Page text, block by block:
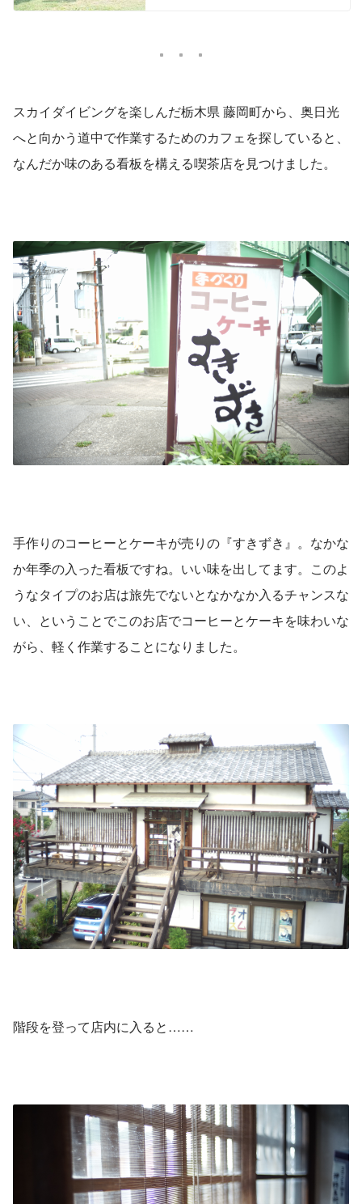
スカイダイビングを楽しんだ栃木県 藤岡町から、奥日光
へと向かう道中で作業するためのカフェを探していると、
なんだか味のある看板を構える喫茶店を見つけました。
手作りのコーヒーとケーキが売りの『すきずき』。なかな
か年季の入った看板ですね。いい味を出してます。このよ
うなタイプのお店は旅先でないとなかなか入るチャンスな
い、ということでこのお店でコーヒーとケーキを味わいな
がら、軽く作業することになりました。
階段を登って店内に入ると……